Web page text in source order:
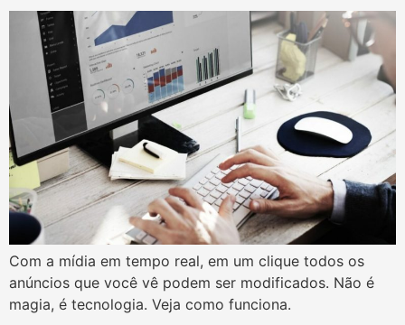
Com a mídia em tempo real, em um clique todos os
anúncios que você vê podem ser modificados. Não é
magia, é tecnologia. Veja como funciona.